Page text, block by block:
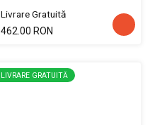
Livrare Gratuită
462.00 RON
LIVRARE GRATUITĂ